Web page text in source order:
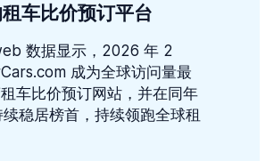
车比价预订平台
数据显示，2026 年 2
成为全球访问量最
车比价预订网站，并在同年
稳居榜首，持续领跑全球租